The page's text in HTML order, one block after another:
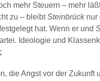
mehr Steuern – mehr
zu – bleibtSteinbrücknur
hat. Wenn er und
Ideologie und
die Angst vor der